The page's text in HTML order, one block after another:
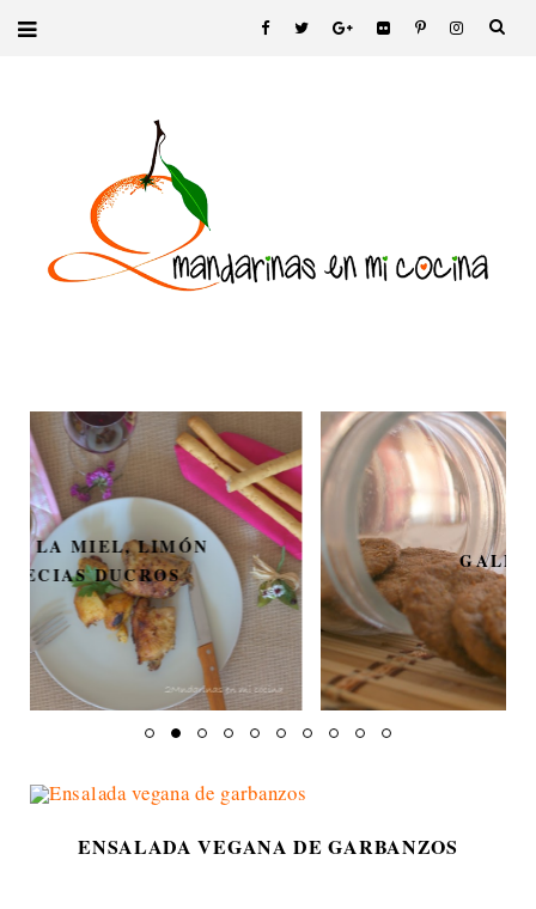
GALLETAS DE TÉ
ENSALADA VEGANA DE GARBANZOS